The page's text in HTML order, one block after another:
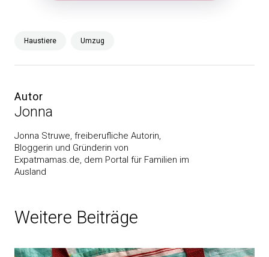
Haustiere Umzug
Autor
Jonna
Jonna Struwe, freiberufliche Autorin,
Bloggerin und Gründerin von
Expatmamas.de, dem Portal für Familien im
Ausland
Weitere Beiträge